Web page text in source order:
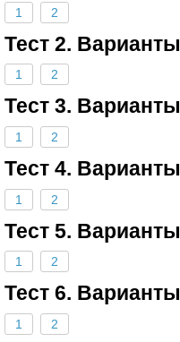
1 2
Тест 2. Варианты
1 2
Тест 3. Варианты
1 2
Тест 4. Варианты
1 2
Тест 5. Варианты
1 2
Тест 6. Варианты
1 2